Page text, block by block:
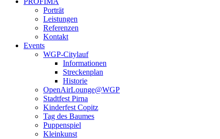
Porträt
Leistungen
Referenzen
Kontakt
Events
WGP-Citylauf
Informationen
Streckenplan
Historie
OpenAirLounge@WGP
Stadtfest Pirna
Kinderfest Copitz
Tag des Baumes
Puppenspiel
Kleinkunst